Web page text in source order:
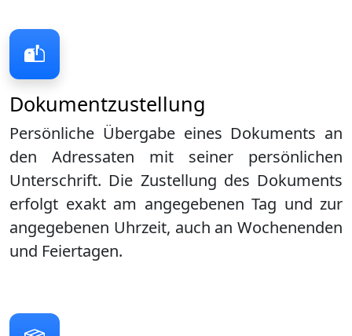
Dokumentzustellung
Persönliche Übergabe eines Dokuments an
den Adressaten mit seiner persönlichen
Unterschrift. Die Zustellung des Dokuments
erfolgt exakt am angegebenen Tag und zur
angegebenen Uhrzeit, auch an Wochenenden
und Feiertagen.